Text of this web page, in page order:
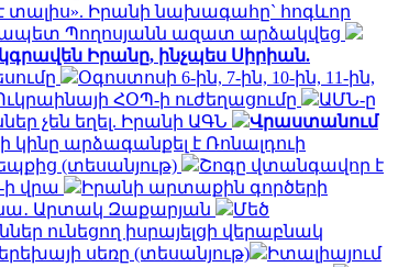
տալիս». Իրանի նախագահը` հոգևոր
Պողոսյանն ազատ արձակվեց
Իրանը, ինչպես Սիրիան.
Օգոստոսի 6-ին, 7-ին, 10-ին, 11-ին,
ՀՕՊ-ի ուժեղացումը
ԱՄՆ-ը
չեն եղել. Իրանի ԱԳՆ
Վրաստանում
կինը արձագանքել է Ռոնալդուի
(տեսանյութ)
Շոգը վտանգավոր է
ի վրա
Իրանի արտաքին գործերի
Արտակ Զաքարյան
Մեծ
ունեցող իսրայելցի վերաբնակ
սեռը (տեսանյութ)
Իտալիայում